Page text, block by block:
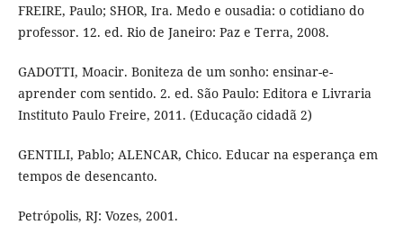
FREIRE, Paulo; SHOR, Ira. Medo e ousadia: o cotidiano do
professor. 12. ed. Rio de Janeiro: Paz e Terra, 2008.
GADOTTI, Moacir. Boniteza de um sonho: ensinar-e-
aprender com sentido. 2. ed. São Paulo: Editora e Livraria
Instituto Paulo Freire, 2011. (Educação cidadã 2)
GENTILI, Pablo; ALENCAR, Chico. Educar na esperança em
tempos de desencanto.
Petrópolis, RJ: Vozes, 2001.